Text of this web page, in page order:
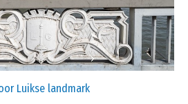
Luikse landmark